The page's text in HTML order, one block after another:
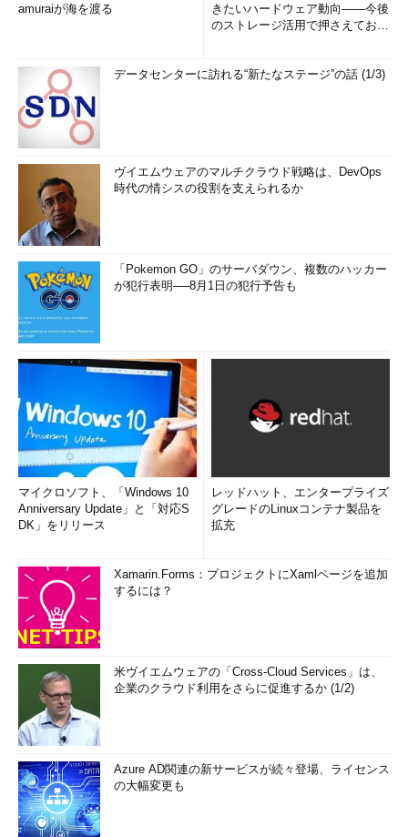
amuraiが海を渡る
きたいハードウェア動向――今後
のストレージ活用で押さえておき
データセンターに訪れる“新たなステージ”の話 (1/3)
ヴイエムウェアのマルチクラウド戦略は、DevOps
時代の情シスの役割を支えられるか
「Pokemon GO」のサーバダウン、複数のハッカー
が犯行表明──8月1日の犯行予告も
マイクロソフト、「Windows 10
Anniversary Update」と「対応S
DK」をリリース
レッドハット、エンタープライズ
グレードのLinuxコンテナ製品を
拡充
Xamarin.Forms：プロジェクトにXamlページを追加
するには？
米ヴイエムウェアの「Cross-Cloud Services」は、
企業のクラウド利用をさらに促進するか (1/2)
Azure AD関連の新サービスが続々登場、ライセンス
の大幅変更も